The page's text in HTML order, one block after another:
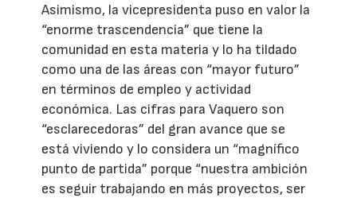
Asimismo, la vicepresidenta puso en valor la
“enorme trascendencia” que tiene la
comunidad en esta materia y lo ha tildado
como una de las áreas con “mayor futuro”
en términos de empleo y actividad
económica. Las cifras para Vaquero son
“esclarecedoras” del gran avance que se
está viviendo y lo considera un “magnífico
punto de partida” porque “nuestra ambición
es seguir trabajando en más proyectos, ser